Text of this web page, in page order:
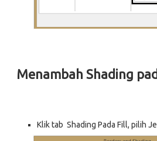
Menambah Shading
Klik tab Shading Pada Fill, pilih